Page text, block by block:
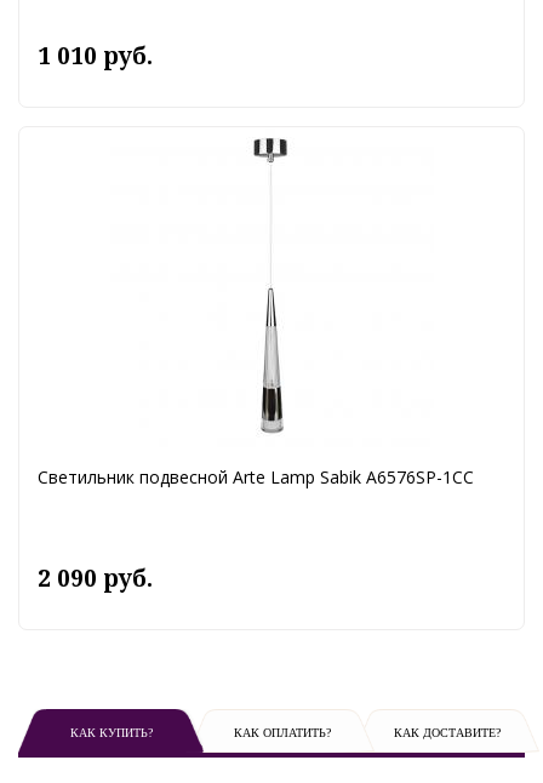
1 010 руб.
Светильник подвесной Arte Lamp Sabik A6576SP-1CC
2 090 руб.
КАК КУПИТЬ? КАК ОПЛАТИТЬ? КАК ДОСТАВИТЕ?